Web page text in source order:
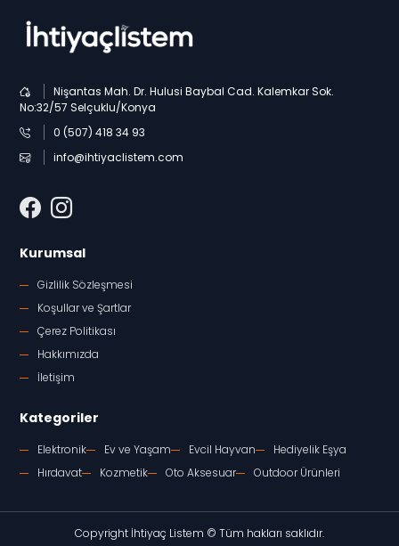
Nişantas Mah. Dr. Hulusi Baybal Cad. Kalemkar Sok.
No:32/57 Selçuklu/Konya
0 (507) 418 34 93
info@ihtiyaclistem.com
Kurumsal
Gizlilik Sözleşmesi
Koşullar ve Şartlar
Çerez Politikası
Hakkımızda
İletişim
Kategoriler
Elektronik Ev ve Yaşam Evcil Hayvan
Hediyelik Eşya
Hırdavat
Kozmetik Oto Aksesuar Outdoor Ürünleri
Copyright İhtiyaç Listem © Tüm hakları saklıdır.